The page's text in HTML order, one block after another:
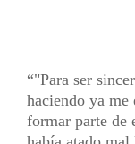
"Para ser
haciendo ya me
formar parte de